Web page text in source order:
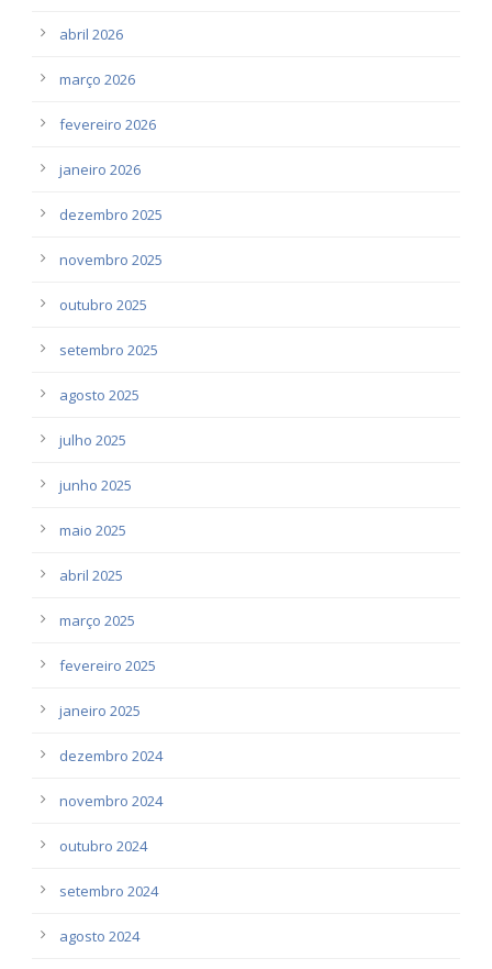
abril 2026
março 2026
fevereiro 2026
janeiro 2026
dezembro 2025
novembro 2025
outubro 2025
setembro 2025
agosto 2025
julho 2025
junho 2025
maio 2025
abril 2025
março 2025
fevereiro 2025
janeiro 2025
dezembro 2024
novembro 2024
outubro 2024
setembro 2024
agosto 2024